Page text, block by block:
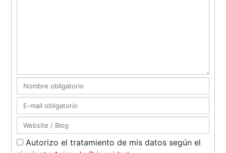
Autorizo el tratamiento de mis datos según el